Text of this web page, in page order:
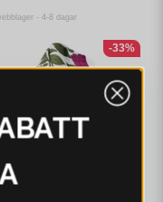
- 4-8 dagar
-33%